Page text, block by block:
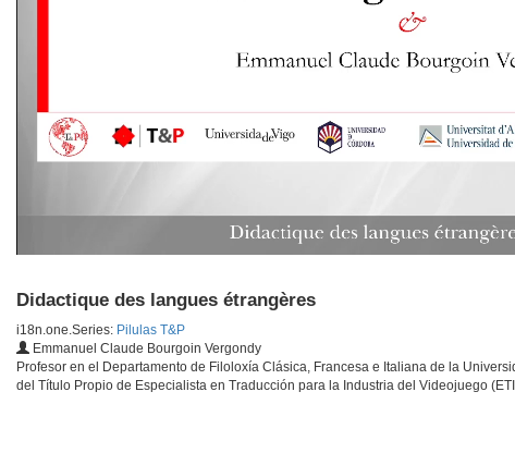
Didactique des langues étrangères
i18n.one.Series: Pilulas T&P
Emmanuel Claude Bourgoin Vergondy
Profesor en el Departamento de Filoloxía Clásica, Francesa e Italiana de la
del Título Propio de Especialista en Traducción para la Industria del Videojuego